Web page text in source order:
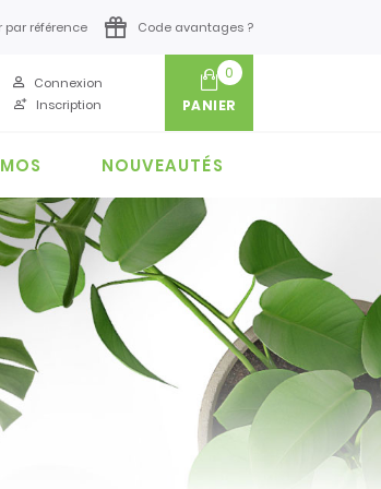
référence Code avantages ?
Inscription
Connexion
0
PANIER
NOUVEAUTÉS